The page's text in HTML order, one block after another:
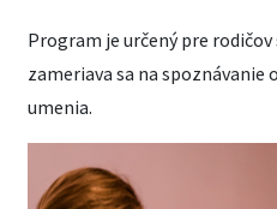
Program je určený pre
zameriava sa na spoznávanie
umenia.